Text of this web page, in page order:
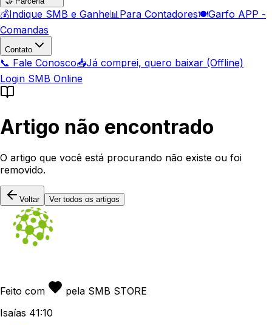
💰Indique SMB e Ganhe📊Para Contadores🍽️Garfo APP -
Comandas
Contato
📞 Fale Conosco📥Já comprei, quero baixar (Offline)
Login SMB Online
Artigo não encontrado
O artigo que você está procurando não existe ou foi
removido.
Voltar Ver todos os artigos
Feito com
pela SMB STORE
Isaías 41:10